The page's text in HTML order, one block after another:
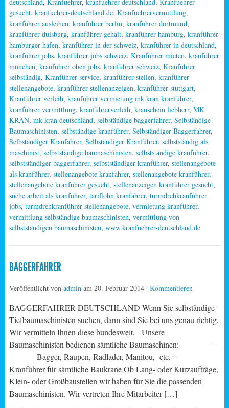
deutschland, Kranfuehrer, kranfuehrer deutschland, Kranfuehrer
gesucht, kranfuehrer-deutschland.de, Kranfuehrervermittlung,
kranführer ausleihen, kranführer berlin, kranführer dortmund,
kranführer duisburg, kranführer gehalt, kranführer hamburg, kranführer
hamburger hafen, kranführer in der schweiz, kranführer in deutschland,
kranführer jobs, kranführer jobs schweiz, Kranführer mieten, kranführer
münchen, kranfuhrer oben jobs, kranführer schweiz, Kranführer
selbständig, Kranführer service, kranführer stellen, kranführer
stellenangebote, kranführer stellenanzeigen, kranführer stuttgart,
Kranführer verleih, kranführer vermietung mk kran kranführer,
kranführer vermittlung, kranführerverleih, kranschein liebherr, MK
KRAN, mk kran deutschland, selbständige baggerfahrer, Selbständige
Baumaschinisten, selbständige kranführer, Selbständiger Baggerfahrer,
Selbständiger Kranfahrer, Selbständiger Kranführer, selbstständig als
maschinist, selbstständige baumaschinisten, selbstständige kranführer,
selbstständiger baggerfahrer, selbstständiger kranführer, stellenangebote
als kranführer, stellenangebote kranfahrer, stellenangebote kranführer,
stellenangebote kranführer gesucht, stellenanzeigen kranführer gesucht,
suche arbeit als kranführer, tariflohn kranfahrer, turmdrehkranführer
jobs, turmdrehkranführer stellenangebote, vermietung kranführer,
vermittlung selbständige baumaschinisten, vermittlung von
selbstständigen baumaschinisten, www.kranfuehrer-deutschland.de
BAGGERFAHRER
Veröffentlicht von adminam 20. Februar 2014| Kommentieren
BAGGERFAHRER DEUTSCHLAND Wenn Sie selbständige
Tiefbaumaschinisten suchen, dann sind Sie bei uns genau richtig.
Wir vermitteln Ihnen diese bundesweit. Unsere
Baumaschinisten bedienen sämtliche Baumaschinen: –
Bagger, Raupen, Radlader, Manitou, etc. –
Kranführer für sämtliche Baukrane Ob Lang- oder Kurzaufträge,
Klein- oder Großbaustellen wir haben für Sie die passenden
Baumaschinisten. Wir vertreten Ihre Mitarbeiter […]